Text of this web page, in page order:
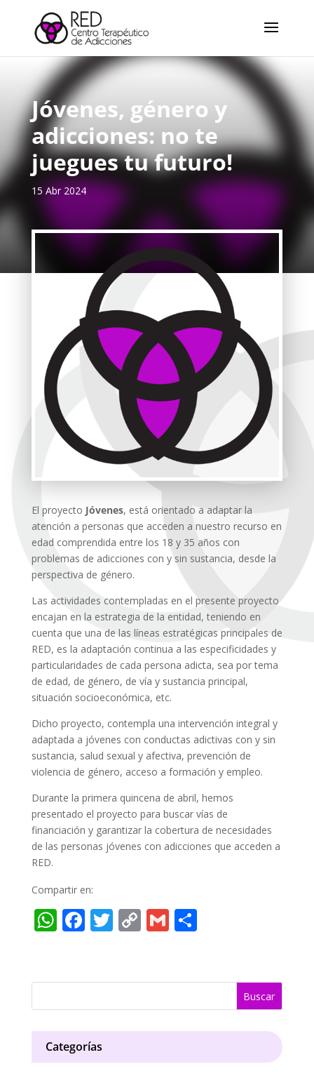
Jóvenes, género y
adicciones: no te
juegues tu futuro!
15 Abr 2024
El proyecto Jóvenes, está orientado a adaptar la
atención a personas que acceden a nuestro recurso en
edad comprendida entre los 18 y 35 años con
problemas de adicciones con y sin sustancia, desde la
perspectiva de género.
Las actividades contempladas en el presente proyecto
encajan en la estrategia de la entidad, teniendo en
cuenta que una de las líneas estratégicas principales de
RED, es la adaptación continua a las especificidades y
particularidades de cada persona adicta, sea por tema
de edad, de género, de vía y sustancia principal,
situación socioeconómica, etc.
Dicho proyecto, contempla una intervención integral y
adaptada a jóvenes con conductas adictivas con y sin
sustancia, salud sexual y afectiva, prevención de
violencia de género, acceso a formación y empleo.
Durante la primera quincena de abril, hemos
presentado el proyecto para buscar vías de
financiación y garantizar la cobertura de necesidades
de las personas jóvenes con adicciones que acceden a
RED.
Compartir en:
W
s
A
p
p
F
b
o
o
k
T
er
C
y
Li
n
k
G
l
C
p
ar
ti
r
Categorías